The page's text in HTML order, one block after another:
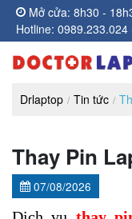
Mở cửa: 8h30 -
Hotline: 0989.233.024
Drlaptop Tin tức
Thay Pin
07/08/2026